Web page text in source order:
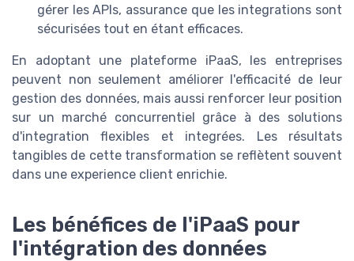
gérer les APIs, assurance que les integrations sont
sécurisées tout en étant efficaces.
En adoptant une plateforme iPaaS, les entreprises
peuvent non seulement améliorer l'efficacité de leur
gestion des données, mais aussi renforcer leur position
sur un marché concurrentiel grâce à des solutions
d'integration flexibles et integrées. Les résultats
tangibles de cette transformation se reflètent souvent
dans une experience client enrichie.
Les bénéfices de l'iPaaS pour
l'intégration des données